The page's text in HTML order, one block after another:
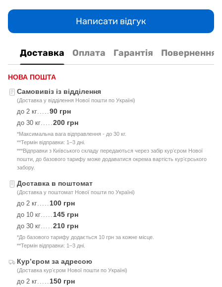
Написати відгук
Доставка Оплата Гарантія Повернення
НОВА ПОШТА
Самовивіз із відділення
(Доставка у відділення Нової пошти по Україні)
до 2 кг.....90 грн
до 30 кг.....200 грн
*Максимальна вага відправлення - до 30 кг.
**Термін відправки: 1–3 дні.
***Відправки з Київського складу передаються через забір курʼєром Нової
пошти, до базового тарифу може додаватися окрема вартість курʼєрського
забору.
Доставка в поштомат
(Доставка у поштомат Нової пошти по Україні)
до 2 кг..... 100 грн
до 10 кг..... 145 грн
до 30 кг.....210 грн
*До базового тарифу додається 10 грн за кожне місце.
**Термін відправки: 1–3 дні.
Курʼєром за адресою
(Доставка курʼєром Нової пошти по Україні)
до 2 кг..... 150 грн